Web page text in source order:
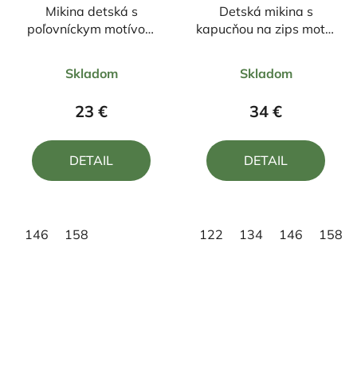
Mikina detská s
poľovníckym motívom
hodnotenie
produktu
5,0
z
Skladom
23 €
DETAIL
146 158
Detská mikina s
kapucňou na zips motív
hodnotenie
produktu
5,0
z
Skladom
34 €
DETAIL
122 134 146 158